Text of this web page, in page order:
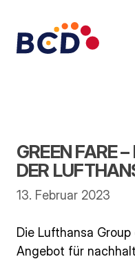
springen
GREEN FARE
DER
13. Februar 2023
Die Lufthansa
Angebot für